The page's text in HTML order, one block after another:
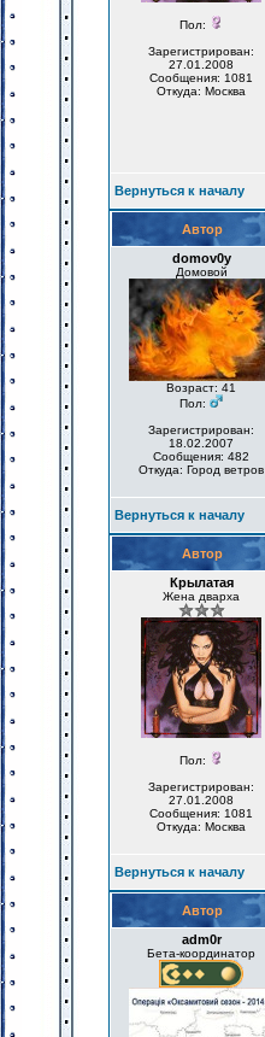
Пол:
Зарегистрирован:
27.01.2008
Сообщения: 1081
Откуда: Москва
Вернуться к началу
Автор
domov0y
Домовой
Возраст: 41
Пол:
Зарегистрирован:
18.02.2007
Сообщения: 482
Откуда: Город ветров
Вернуться к началу
Автор
Крылатая
Жена дварха
Пол:
Зарегистрирован:
27.01.2008
Сообщения: 1081
Откуда: Москва
Вернуться к началу
Автор
adm0r
Бета-координатор